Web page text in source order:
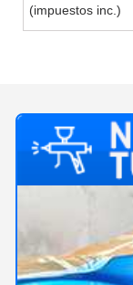
(impuestos inc.)